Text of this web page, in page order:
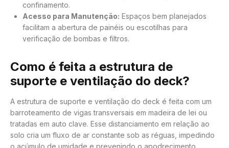
confinamento.
Acesso para Manutenção: Espaços bem planejados
facilitam a abertura de painéis ou escotilhas para
verificação de bombas e filtros.
Como é feita a estrutura de
suporte e ventilação do deck?
A estrutura de suporte e ventilação do deck é feita com um
barroteamento de vigas transversais em madeira de lei ou
tratadas em auto clave. Esse distanciamento em relação ao
solo cria um fluxo de ar constante sob as réguas, impedindo
o acúmulo de umidade e prevenindo o apodrecimento